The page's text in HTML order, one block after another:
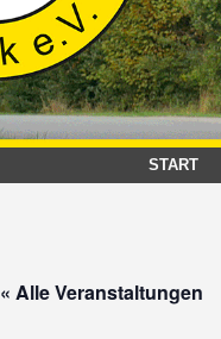
START
« Alle Veranstaltungen